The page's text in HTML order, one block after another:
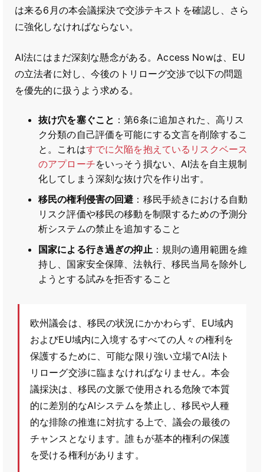
は来る6月の本会議採決で交渉テキストを確認し、さら
に強化しなければならない。
AI法にはまだ深刻な懸念がある。Access Nowは、EU
の立法者に対し、今後のトリローグ交渉で以下の問題
を優先的に扱うよう求める。
抜け穴を塞ぐこと ：第6条に追加された、高リス
ク分類の自己評価を可能にする文言を削除するこ
と。これはすでに欠陥を抱えているリスクベース
のアプローチをいっそう損ない、AI法を自主規制
化してしまう深刻な抜け穴を作り出す。
移民の権利侵害の回避 ：移民手続きにおける自動
リスク評価や移民の移動を制限するための予測分
析システムの禁止を追加すること
国家による行き過ぎの抑止：規則の適用範囲を維
持し、国家安全保障、法執行、移民当局を除外し
ようとする試みを拒否すること
欧州議会は、移民の状況にかかわらず、EU域内
およびEU域内に入境するすべての人々の権利を
保護するために、可能な限り強い立場でAI法ト
リローグ交渉に臨まなければなりません。本会
議採決は、移民の文脈で使用される危険で本質
的に差別的なAIシステムを禁止し、移民や人種
的な排除の推進に対抗する上で、議会の最後の
チャンスとなります。誰もが基本的権利の保護
を受ける権利があります。